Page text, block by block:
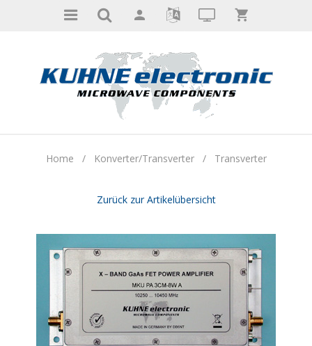
Home / Konverter/Transverter / Transverter
Zurück zur Artikelübersicht